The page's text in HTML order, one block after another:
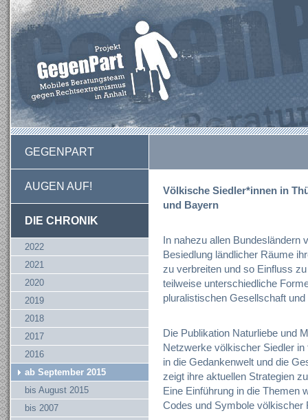
GEGENPART
AUGEN AUF!
DIE CHRONIK
2022
2021
2020
2019
2018
2017
2016
ab September 2015
bis August 2015
bis 2007
Völkische Siedler*innen in
und Bayern
In nahezu allen Bundesländern
Besiedlung ländlicher Räume
zu verbreiten und so Einfluss
teilweise unterschiedliche
pluralistischen Gesellschaft
Die Publikation Naturliebe und
Netzwerke völkischer Siedler
in die Gedankenwelt und die
zeigt ihre aktuellen Strategien
Eine Einführung in die Themen
Codes und Symbole völkischer